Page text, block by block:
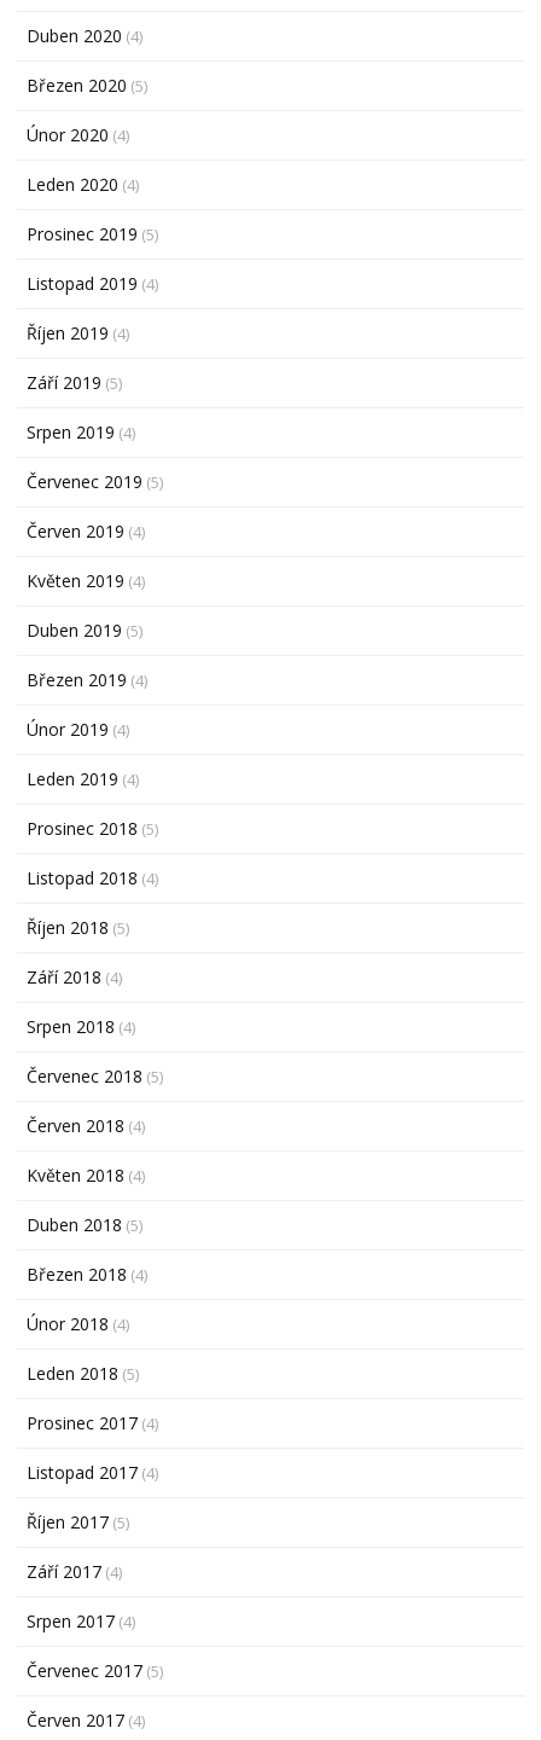
Duben 2020 (4)
Březen 2020 (5)
Únor 2020 (4)
Leden 2020 (4)
Prosinec 2019 (5)
Listopad 2019 (4)
Říjen 2019 (4)
Září 2019 (5)
Srpen 2019 (4)
Červenec 2019 (5)
Červen 2019 (4)
Květen 2019 (4)
Duben 2019 (5)
Březen 2019 (4)
Únor 2019 (4)
Leden 2019 (4)
Prosinec 2018 (5)
Listopad 2018 (4)
Říjen 2018 (5)
Září 2018 (4)
Srpen 2018 (4)
Červenec 2018 (5)
Červen 2018 (4)
Květen 2018 (4)
Duben 2018 (5)
Březen 2018 (4)
Únor 2018 (4)
Leden 2018 (5)
Prosinec 2017 (4)
Listopad 2017 (4)
Říjen 2017 (5)
Září 2017 (4)
Srpen 2017 (4)
Červenec 2017 (5)
Červen 2017 (4)